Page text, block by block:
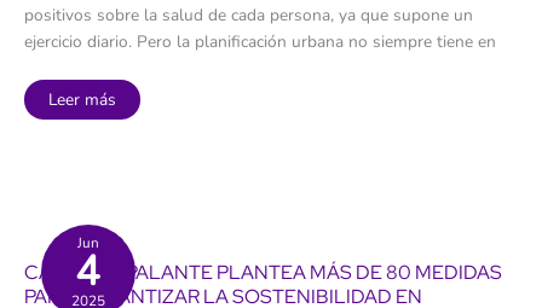
positivos sobre la salud de cada persona, ya que supone un
ejercicio diario. Pero la planificación urbana no siempre tiene en
Construir
carriles
todo
el
mundo
ahorraría
435.000
Leer más
Jun
4
2025
CANARIAS PALANTE PLANTEA MÁS DE 80 MEDIDAS
PARA GARANTIZAR LA SOSTENIBILIDAD EN